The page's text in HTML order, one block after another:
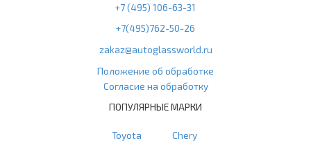
+7 (495) 106-63-31
+7(495)762-50-26
zakaz@autoglassworld.ru
Положение об обработке
Согласие на обработку
ПОПУЛЯРНЫЕ МАРКИ
Toyota
Chery